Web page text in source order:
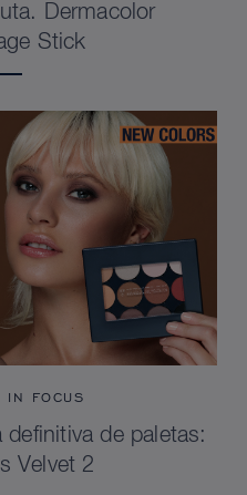
Dermacolor
Stick
IN FOCUS
de paletas:
Velvet 2